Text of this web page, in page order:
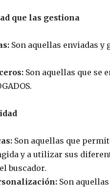
que las gestiona
Son aquellas enviadas y
Son aquellas que se
Son aquellas que
y a utilizar sus
buscador.
Son